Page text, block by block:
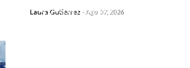
0 veces compartido
Laura Gutiérrez -Ago 07, 2026